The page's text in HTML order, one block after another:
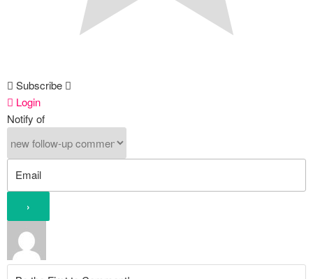
Subscribe
Login
Notify of